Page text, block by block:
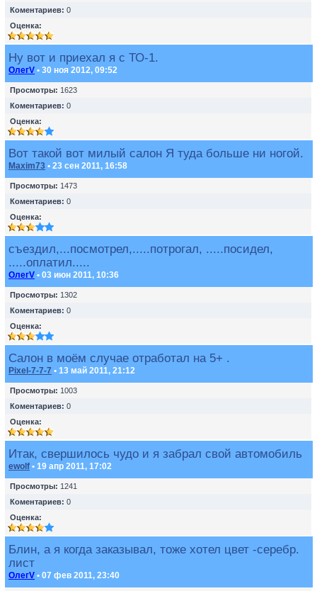
Коментариев: 0
Оценка:
Ну вот и приехал я с ТО-1.
ОлегV • 30 ноя 2012, 09:52
Просмотры: 1623
Коментариев: 0
Оценка:
Вот такой вот милый салон Я туда больше ни ногой.
Maxim73 • 23 сен 2011, 16:58
Просмотры: 1473
Коментариев: 0
Оценка:
съездил,...посмотрел,.....потрогал, .....посидел,
.....оплатил.....
ОлегV • 03 июн 2011, 10:36
Просмотры: 1302
Коментариев: 0
Оценка:
Салон в моём случае отработал на 5+ .
Pixel-7-7-7 • 13 май 2011, 21:12
Просмотры: 1003
Коментариев: 0
Оценка:
Итак, свершилось чудо и я забрал свой автомобиль
ewolf • 19 апр 2011, 17:02
Просмотры: 1241
Коментариев: 0
Оценка:
Блин, а я когда заказывал, тоже хотел цвет -серебр.
лист
ОлегV • 07 фев 2011, 23:40